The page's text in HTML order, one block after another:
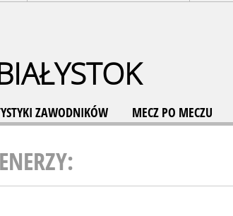
ZAWODNIKÓW MECZ PO MECZU